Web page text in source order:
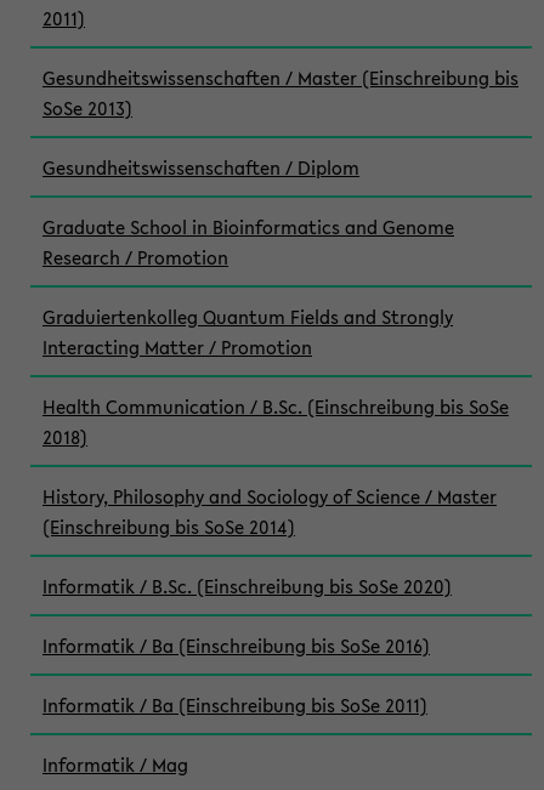
2011)
Gesundheitswissenschaften / Master (Einschreibung bis
SoSe 2013)
Gesundheitswissenschaften / Diplom
Graduate School in Bioinformatics and Genome
Research / Promotion
Graduiertenkolleg Quantum Fields and Strongly
Interacting Matter / Promotion
Health Communication / B.Sc. (Einschreibung bis SoSe
2018)
History, Philosophy and Sociology of Science / Master
(Einschreibung bis SoSe 2014)
Informatik / B.Sc. (Einschreibung bis SoSe 2020)
Informatik / Ba (Einschreibung bis SoSe 2016)
Informatik / Ba (Einschreibung bis SoSe 2011)
Informatik / Mag